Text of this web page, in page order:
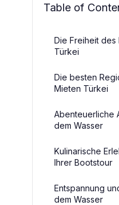
Table of
Die Freiheit des
Türkei
Die besten
Mieten Türkei
Abenteuerliche
dem Wasser
Kulinarische
Ihrer Bootstour
Entspannung
dem Wasser